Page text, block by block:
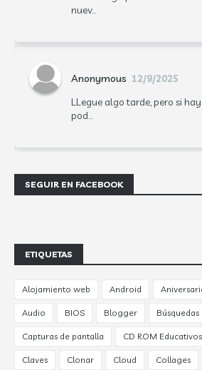
nuev...
Anonymous 12/9/2025
LLegue algo tarde, pero si
pod...
SEGUIR EN FACEBOOK
ETIQUETAS
Alojamiento web Android
Audio BIOS Blogger Búsquedas
Capturas de pantalla CD ROM Educativos
Claves Clonar Cloud Collages